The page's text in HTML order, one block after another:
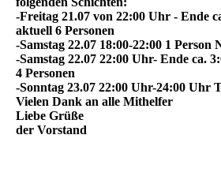
-Freitag 21.07 von 22:00 Uhr - Ende
aktuell 6 Personen
-Samstag 22.07 18:00-22:00 1 Person
-Samstag 22.07 22:00 Uhr- Ende ca.
4 Personen
-Sonntag 23.07 22:00 Uhr-24:00 Uhr
Vielen Dank an alle Mithelfer
Liebe Grüße
der Vorstand